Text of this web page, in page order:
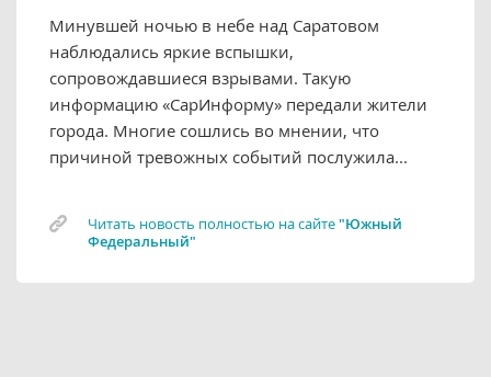
Минувшей ночью в небе над Саратовом
наблюдались яркие вспышки,
сопровождавшиеся взрывами. Такую
информацию «СарИнформу» передали жители
города. Многие сошлись во мнении, что
причиной тревожных событий послужила...
Читать новость полностью на сайте"Южный
Федеральный"